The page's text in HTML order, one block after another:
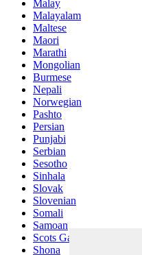
Malay
Malayalam
Maltese
Maori
Marathi
Mongolian
Burmese
Nepali
Norwegian
Pashto
Persian
Punjabi
Serbian
Sesotho
Sinhala
Slovak
Slovenian
Somali
Samoan
Scots Gaelic
Shona